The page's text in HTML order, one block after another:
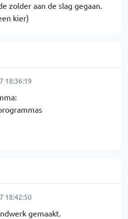
zolder aan de slag gegaan.
kier)
18:36:19
18:42:50
gemaakt.